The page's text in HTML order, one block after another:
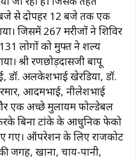
से दोपहर 12 बजे तक एक
जिसमें 267 मरीजों ने शिविर
लोगों को मुफ्त नेत्र शल्य
श्री रणछोड़दासजी बापू
डॉ. अलकेशभाई खेरडिया, डॉ.
आदमभाई, नीलेशभाई
और एक अच्छे मुलायम फोल्डेबल
बिना टांके के आधुनिक फेको
गए। ऑपरेशन के लिए राजकोट
जगह, खाना, चाय-पानी,